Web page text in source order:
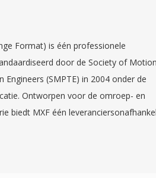
Format) is één professionele
door de Society of Motion
Engineers (SMPTE) in 2004 onder de
Ontworpen voor de omroep- en
biedt MXF één
van video, audio en rijke